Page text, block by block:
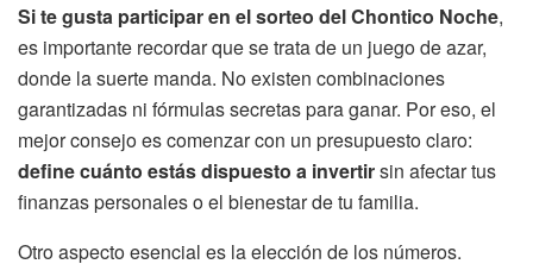
Si te gusta participar en el sorteo del Chontico Noche,
es importante recordar que se trata de un juego de azar,
donde la suerte manda. No existen combinaciones
garantizadas ni fórmulas secretas para ganar. Por eso, el
mejor consejo es comenzar con un presupuesto claro:
define cuánto estás dispuesto a invertirsin afectar tus
finanzas personales o el bienestar de tu familia.
Otro aspecto esencial es la elección de los números.